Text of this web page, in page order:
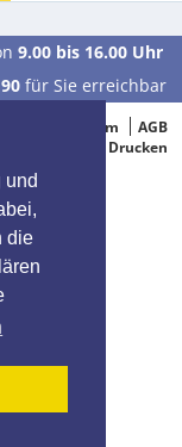
und
die
9.00 bis 16.00 Uhr
für Sie erreichbar
Impressum
AGB
Drucken